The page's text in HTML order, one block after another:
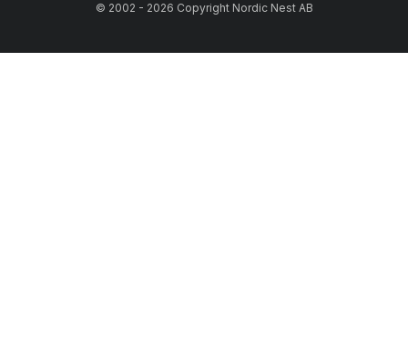
© 2002 - 2026 Copyright Nordic Nest AB